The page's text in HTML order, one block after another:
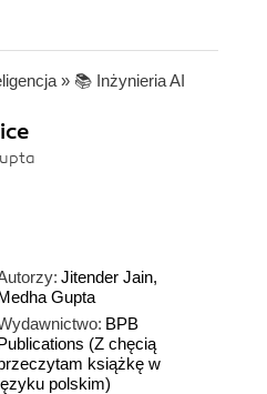
» 📚 Inżynieria AI
Jitender Jain,
Gupta
BPB
(Z chęcią
książkę w
polskim)